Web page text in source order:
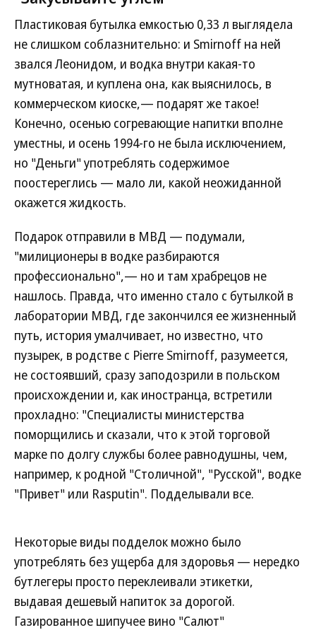
Пластиковая бутылка емкостью 0,33 л выглядела
не слишком соблазнительно: и Smirnoff на ней
звался Леонидом, и водка внутри какая-то
мутноватая, и куплена она, как выяснилось, в
коммерческом киоске,— подарят же такое!
Конечно, осенью согревающие напитки вполне
уместны, и осень 1994-го не была исключением,
но "Деньги" употреблять содержимое
поостереглись — мало ли, какой неожиданной
окажется жидкость.
Подарок отправили в МВД — подумали,
"милиционеры в водке разбираются
профессионально",— но и там храбрецов не
нашлось. Правда, что именно стало с бутылкой в
лаборатории МВД, где закончился ее жизненный
путь, история умалчивает, но известно, что
пузырек, в родстве с Pierre Smirnoff, разумеется,
не состоявший, сразу заподозрили в польском
происхождении и, как иностранца, встретили
прохладно: "Специалисты министерства
поморщились и сказали, что к этой торговой
марке по долгу службы более равнодушны, чем,
например, к родной "Столичной", "Русской", водке
"Привет" или Rasputin". Подделывали все.
Некоторые виды подделок можно было
употреблять без ущерба для здоровья — нередко
бутлегеры просто переклеивали этикетки,
выдавая дешевый напиток за дорогой.
Газированное шипучее вино "Салют"